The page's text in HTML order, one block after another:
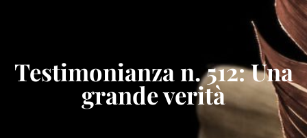
Testimonianza n. 512: Una
grande verità